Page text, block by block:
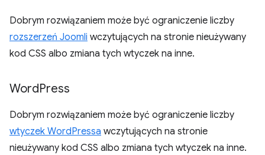
Dobrym rozwiązaniem może być ograniczenie liczby
rozszerzeń Joomli wczytujących na stronie nieużywany
kod CSS albo zmiana tych wtyczek na inne.
WordPress
Dobrym rozwiązaniem może być ograniczenie liczby
wtyczek WordPressa wczytujących na stronie
nieużywany kod CSS albo zmiana tych wtyczek na inne.